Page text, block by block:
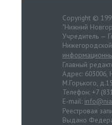
Copyright ©
"Нижний
Учредитель —
Главный
Адрес: 603006,
М.Горького,
Телефон: +7
E-mail:
Реестровая
Выдано